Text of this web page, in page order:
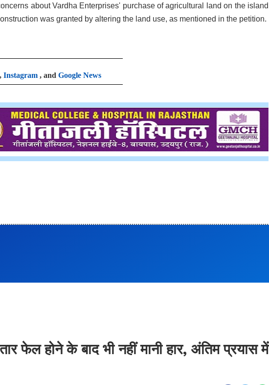
about Vardha Enterprises' purchase of agricultural land on the island
was granted by altering the land use, as mentioned in the petition.
, Instagram , and Google News
फेल होने के बाद भी नहीं मानी हार, अंतिम प्रयास में